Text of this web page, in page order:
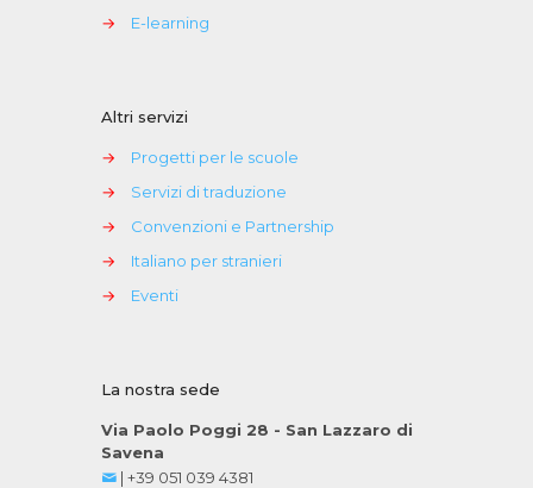
→
E-learning
Altri servizi
→
Progetti per le scuole
→
Servizi di traduzione
→
Convenzioni e Partnership
→
Italiano per stranieri
→
Eventi
La nostra sede
Via Paolo Poggi 28 - San Lazzaro di
Savena
| +39 051 039 4381